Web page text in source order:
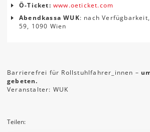
Ö-Ticket: www.oeticket.com
Abendkassa WUK: nach
59, 1090 Wien
Barrierefrei für Rollstuhlfahrer_innen –
gebeten.
Veranstalter: WUK
Teilen: